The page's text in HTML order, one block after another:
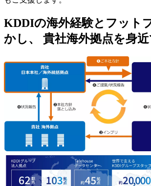
KDDIの海外経験とフット
かし、 貴社海外拠点を身